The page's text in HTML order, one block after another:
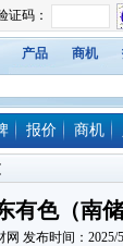
产品 商机
报价 商机
有色（南
发布时间：2025/